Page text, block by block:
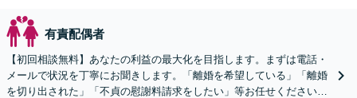
有責配偶者
【初回相談無料】あなたの利益の最大化を目指します。まずは電話・
メールで状況を丁寧にお聞きします。「離婚を希望している」「離婚
を切り出された」「不貞の慰謝料請求をしたい」等お任せください。